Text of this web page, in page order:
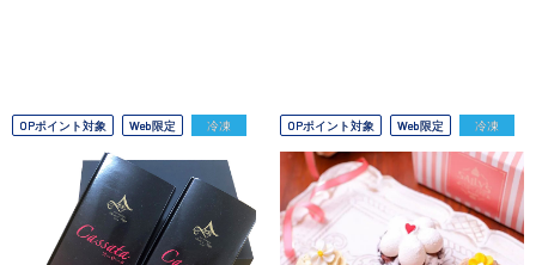
OPポイント対象 Web限定 冷凍 OPポイント対象 Web限定 冷凍